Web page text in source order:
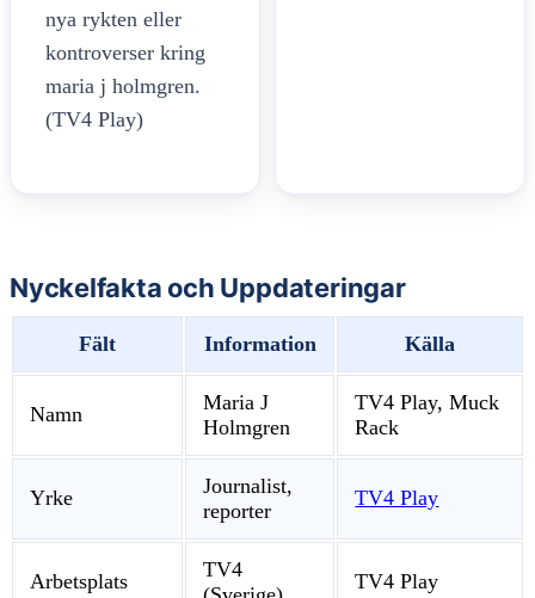
nya rykten eller
kontroverser kring
maria j holmgren.
(TV4 Play)
Nyckelfakta och Uppdateringar
Fält Information Källa
Namn
Maria J
Holmgren
TV4 Play, Muck
Rack
Yrke
Journalist,
reporter
TV4 Play
Arbetsplats
TV4
TV4 Play